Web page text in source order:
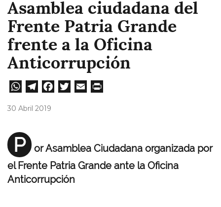
Asamblea ciudadana del
Frente Patria Grande
frente a la Oficina
Anticorrupción
W
A
pp
Te
m
Fa
30 Abril 2019
P
or Asamblea Ciudadana organizada por
el Frente Patria Grande ante la Oficina
Anticorrupción